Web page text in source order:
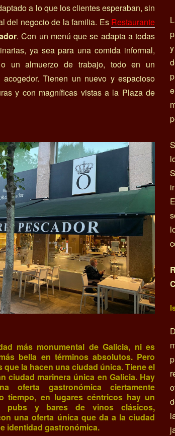
a lo que los clientes esperaban, sin
del negocio de la familia. Es Restaurante
. Con un menú que se adapta a todas
ya sea para una comida informal,
un almuerzo de trabajo, todo en un
Tienen un nuevo y espacioso
y con magníficas vistas a la Plaza de
más monumental de Galicia, ni es
bella en términos absolutos. Pero
que la hacen una ciudad única. Tiene el
ciudad marinera única en Galicia. Hay
oferta gastronómica ciertamente
tiempo, en lugares céntricos hay un
pubs y bares de vinos clásicos,
una oferta única que da a la ciudad
identidad gastronómica.